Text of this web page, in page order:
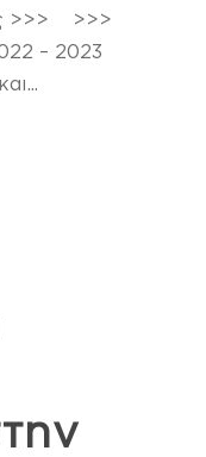
>>> >>>
– 2023